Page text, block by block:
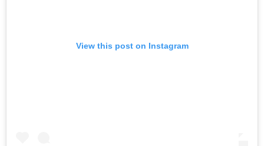
View this post on Instagram